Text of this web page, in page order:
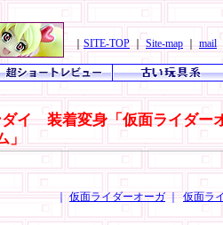
SITE-TOP Site-map mail
イ 装着変身「仮面ライダー
」
｜仮面ライダーオーガ｜ 仮面ラ